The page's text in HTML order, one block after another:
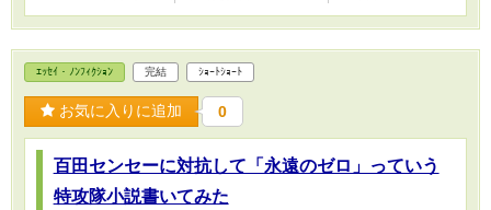
ｴｯｾｲ・ﾉﾝﾌｨｸｼｮﾝ 完結 ｼｮｰﾄｼｮｰﾄ
お気に入りに追加 0
百田センセーに対抗して「永遠のゼロ」っていう
特攻隊小説書いてみた